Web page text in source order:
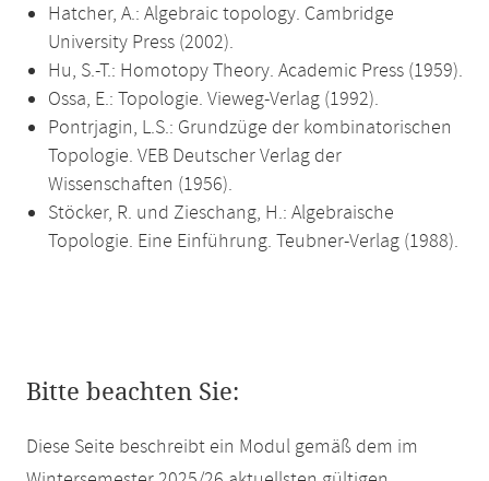
Hatcher, A.: Algebraic topology. Cambridge
University Press (2002).
Hu, S.-T.: Homotopy Theory. Academic Press (1959).
Ossa, E.: Topologie. Vieweg-Verlag (1992).
Pontrjagin, L.S.: Grundzüge der kombinatorischen
Topologie. VEB Deutscher Verlag der
Wissenschaften (1956).
Stöcker, R. und Zieschang, H.: Algebraische
Topologie. Eine Einführung. Teubner-Verlag (1988).
Bitte beachten Sie:
Diese Seite beschreibt ein Modul gemäß dem im